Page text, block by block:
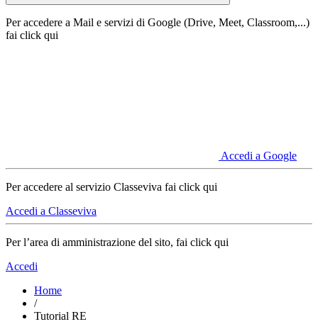
Per accedere a Mail e servizi di Google (Drive, Meet, Classroom,...)
fai click qui
Accedi a Google
Per accedere al servizio Classeviva fai click qui
Accedi a Classeviva
Per l’area di amministrazione del sito, fai click qui
Accedi
Home
/
Tutorial RE